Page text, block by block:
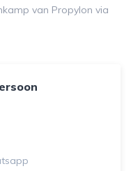
van Propylon via